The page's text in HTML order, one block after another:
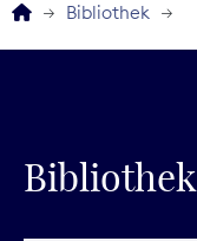
Service
Bibliothek
Bibliothek